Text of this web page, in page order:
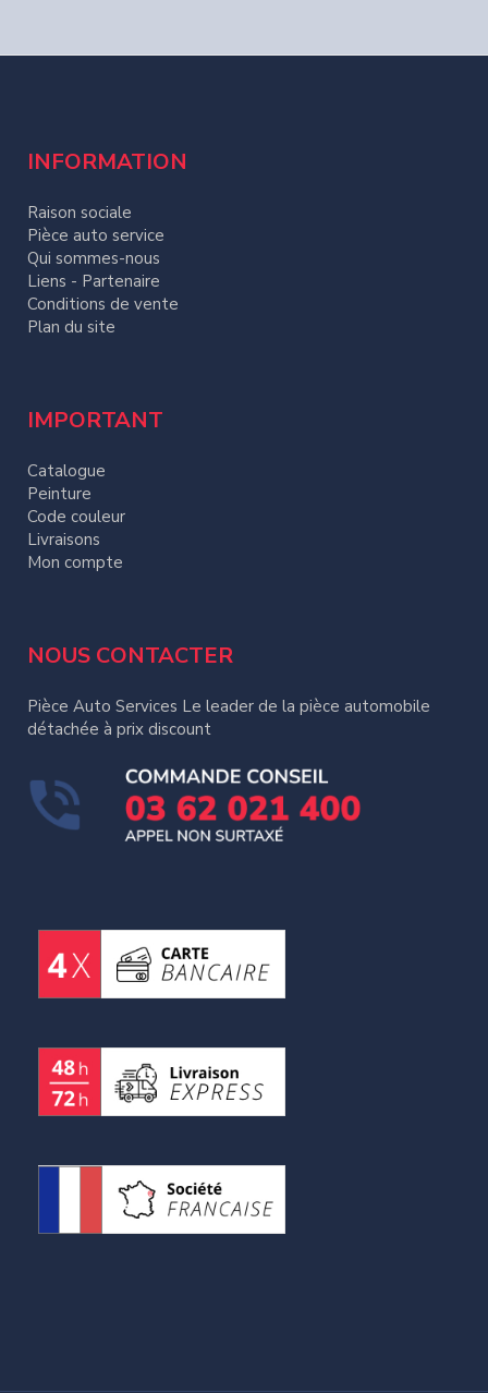
INFORMATION
Raison sociale
Pièce auto service
Qui sommes-nous
Liens - Partenaire
Conditions de vente
Plan du site
IMPORTANT
Catalogue
Peinture
Code couleur
Livraisons
Mon compte
NOUS CONTACTER
Pièce Auto Services Le leader de la pièce automobile
détachée à prix discount